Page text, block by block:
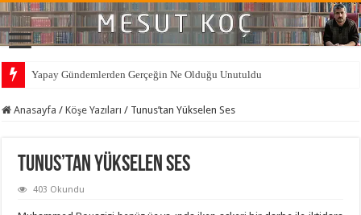
Yapay Gündemlerden Gerçeğin Ne Olduğu Unutuldu
Anasayfa / Köşe Yazıları / Tunus’tan Yükselen Ses
Tunus’tan Yükselen Ses
403 Okundu